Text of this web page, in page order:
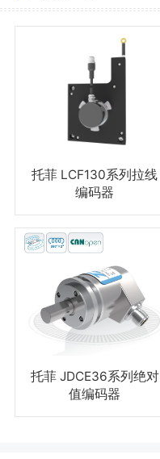
托菲 LCF130系列拉线
编码器
托菲 JDCE36系列绝对
值编码器